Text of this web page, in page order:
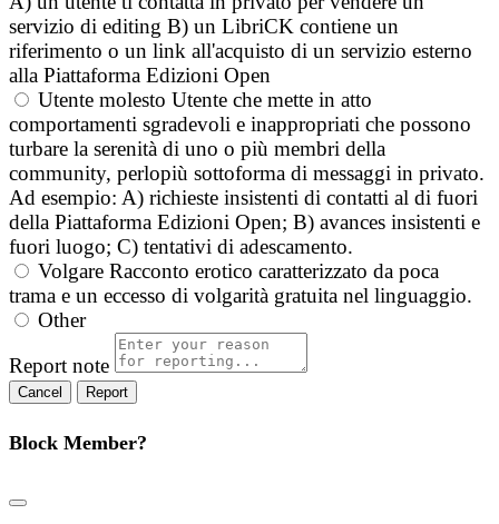
servizio di editing B) un LibriCK contiene un
riferimento o un link all'acquisto di un servizio esterno
alla Piattaforma Edizioni Open
Utente molesto Utente che mette in atto
comportamenti sgradevoli e inappropriati che possono
turbare la serenità di uno o più membri della
community, perlopiù sottoforma di messaggi in privato.
Ad esempio: A) richieste insistenti di contatti al di fuori
della Piattaforma Edizioni Open; B) avances insistenti e
fuori luogo; C) tentativi di adescamento.
Volgare Racconto erotico caratterizzato da poca
trama e un eccesso di volgarità gratuita nel linguaggio.
Other
Report note
Report
Block Member?